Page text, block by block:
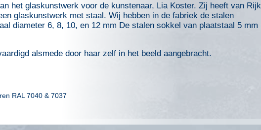
het glaskunstwerk voor de kunstenaar, Lia Koster. Zij heeft van Rijk
glaskunstwerk met staal. Wij hebben in de fabriek de stalen
diameter 6, 8, 10, en 12 mm De stalen sokkel van plaatstaal 5 mm
alsmede door haar zelf in het beeld aangebracht.
RAL 7040 & 7037